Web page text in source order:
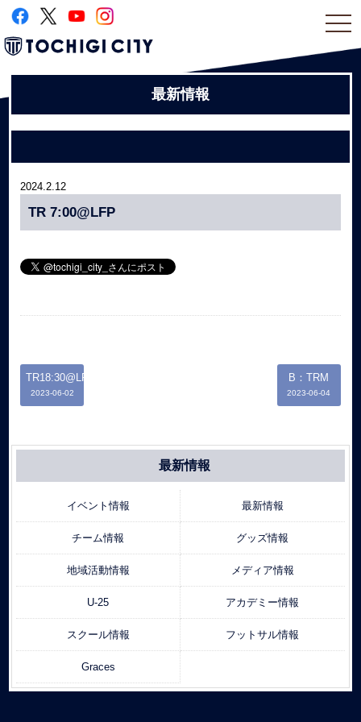
最新情報
2024.2.12
TR 7:00@LFP
TR18:30@LFP
2023-06-02
B：TRM
2023-06-04
最新情報
イベント情報 最新情報
チーム情報 グッズ情報
地域活動情報 メディア情報
U-25 アカデミー情報
スクール情報 フットサル情報
Graces